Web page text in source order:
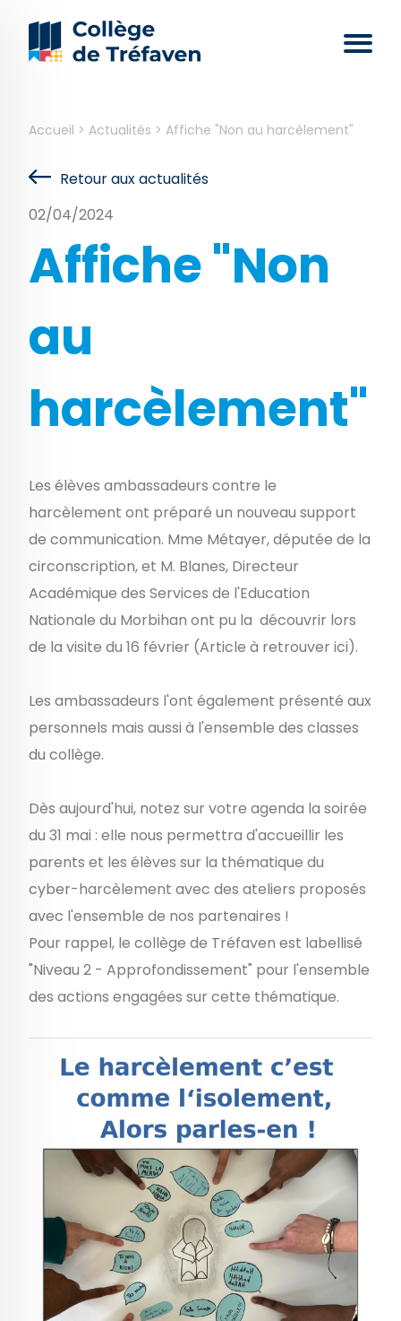
Accueil > Actualités > Affiche "Non au harcèlement"
Retour aux actualités
02/04/2024
Affiche "Non
au
harcèlement"
Les élèves ambassadeurs contre le
harcèlement ont préparé un nouveau support
de communication. Mme Métayer, députée de la
circonscription, et M. Blanes, Directeur
Académique des Services de l'Education
Nationale du Morbihan ont pu la découvrir lors
de la visite du 16 février (Article à retrouver ici).
Les ambassadeurs l'ont également présenté aux
personnels mais aussi à l'ensemble des classes
du collège.
Dès aujourd'hui, notez sur votre agenda la soirée
du 31 mai : elle nous permettra d'accueillir les
parents et les élèves sur la thématique du
cyber-harcèlement avec des ateliers proposés
avec l'ensemble de nos partenaires !
Pour rappel, le collège de Tréfaven est labellisé
"Niveau 2 - Approfondissement" pour l'ensemble
des actions engagées sur cette thématique.